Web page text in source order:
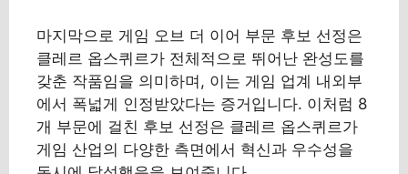
마지막으로 게임 오브 더 이어 부문 후보 선정은
클레르 옵스퀴르가 전체적으로 뛰어난 완성도를
갖춘 작품임을 의미하며, 이는 게임 업계 내외부
에서 폭넓게 인정받았다는 증거입니다. 이처럼 8
개 부문에 걸친 후보 선정은 클레르 옵스퀴르가
게임 산업의 다양한 측면에서 혁신과 우수성을